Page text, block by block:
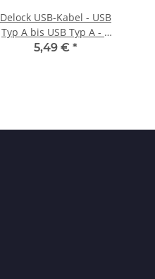
Delock USB-Kabel - USB
Typ A bis USB Typ A - 1
m
5,49 € *